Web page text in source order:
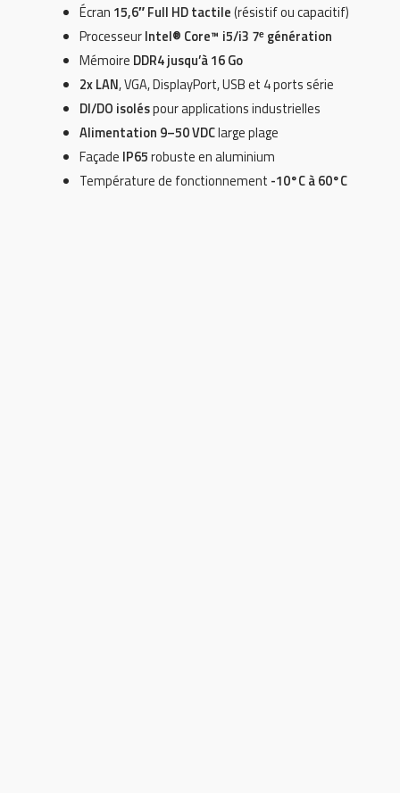
Écran 15,6″ Full HD tactile(résistif ou capacitif)
ProcesseurIntel® Core™ i5/i3 7ᵉ génération
Mémoire DDR4 jusqu’à 16 Go
2x LAN, VGA, DisplayPort, USB et 4 ports série
DI/DO isoléspour applications industrielles
Alimentation 9–50 VDClarge plage
Façade IP65robuste en aluminium
Température de fonctionnement -10°C à 60°C